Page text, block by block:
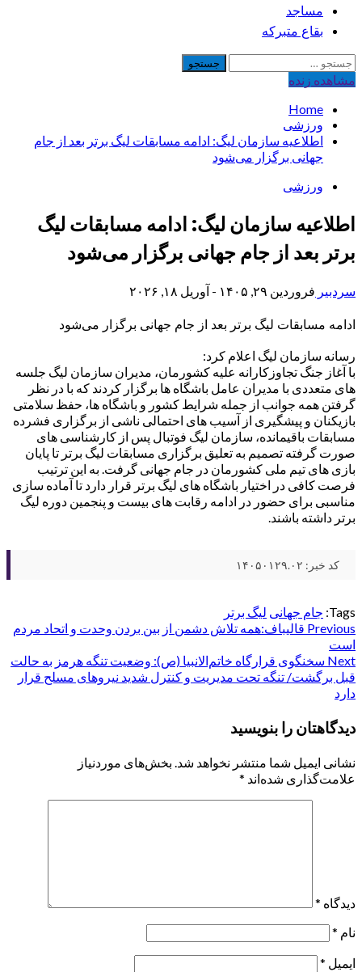
مساجد
بقاع متبرکه
جستجو
برای:
مشاهده‌ زنده
Home
ورزشی
اطلاعیه سازمان لیگ: ادامه مسابقات لیگ برتر بعد از جام
جهانی برگزار می‌شود
ورزشی
اطلاعیه سازمان لیگ: ادامه مسابقات لیگ
برتر بعد از جام جهانی برگزار می‌شود
سردبیر فروردین ۲۹, ۱۴۰۵ - آوریل ۱۸, ۲۰۲۶
ادامه مسابقات لیگ برتر بعد از جام جهانی برگزار می‌شود
رسانه سازمان لیگ اعلام کرد:
با آغاز جنگ تجاوزکارانه علیه کشورمان، مدیران سازمان لیگ جلسه
های متعددی با مدیران عامل باشگاه ها برگزار کردند که با در نظر
گرفتن همه جوانب از جمله شرایط کشور و باشگاه ها، حفظ سلامتی
بازیکنان و پیشگیری از آسیب های احتمالی ناشی از برگزاری فشرده
مسابقات باقیمانده، سازمان لیگ فوتبال پس از کارشناسی های
صورت گرفته تصمیم به تعلیق برگزاری مسابقات لیگ برتر تا پایان
بازی های تیم ملی کشورمان در جام جهانی گرفت. به این ترتیب
فرصت کافی در اختیار باشگاه های لیگ برتر قرار دارد تا آماده سازی
مناسبی برای حضور در ادامه رقابت های بیست و پنجمین دوره لیگ
برتر داشته باشند.
کد خبر: ۱۴۰۵۰۱۲۹.۰۲
Tags: جام جهانی لیگ برتر
Post
navigation
Previous قالیباف:همه تلاش دشمن از بین بردن وحدت و اتحاد مردم
است‌
Next سخنگوی قرارگاه خاتم‌الانبیا (ص): وضعیت تنگه هرمز به حالت
قبل برگشت/ تنگه تحت مدیریت و کنترل شدید نیروهای مسلح قرار
دارد
دیدگاهتان را بنویسید
نشانی ایمیل شما منتشر نخواهد شد. بخش‌های موردنیاز
علامت‌گذاری شده‌اند *
دیدگاه *
نام *
ایمیل *